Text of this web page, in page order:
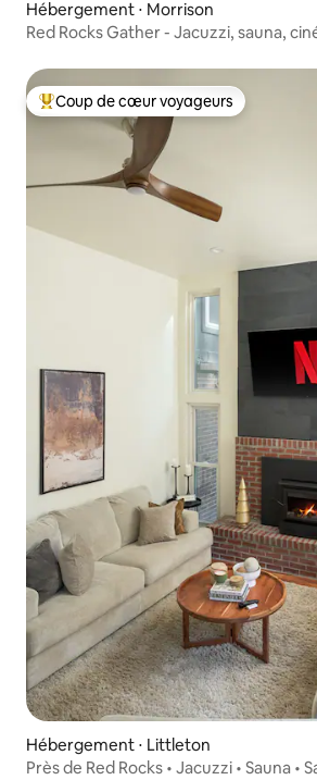
Hébergement ⋅ Morrison
Red Rocks Gather - Jacuzzi, sauna,
Coups de cœur voyageurs les plus
Coup de cœur voyageurs
Hébergement ⋅ Littleton
Près de Red Rocks • Jacuzzi • Sauna •